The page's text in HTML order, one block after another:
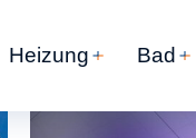
Heizung Bad